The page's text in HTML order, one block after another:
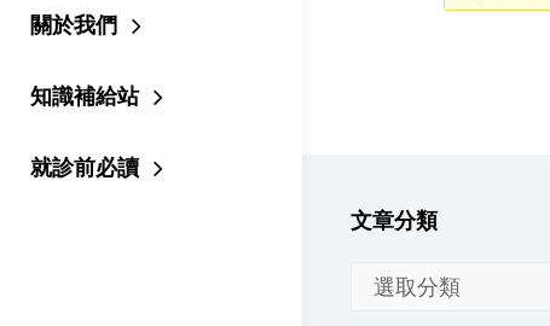
關於我們
知識補給站
就診前必讀
文章分類